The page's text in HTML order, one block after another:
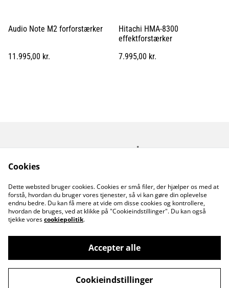
Audio Note M2 forforstærker
11.995,00 kr.
Hitachi HMA-8300
effektforstærker
7.995,00 kr.
Kontakt os
Åbningstider
Cookiepolitik
©2026MusicDude
Cookies
Dette websted bruger cookies. Cookies er små filer, der hjælper os med at
forstå, hvordan du bruger vores tjenester, så vi kan gøre din oplevelse
endnu bedre. Du kan få mere at vide om disse cookies og kontrollere,
hvordan de bruges, ved at klikke på "Cookieindstillinger". Du kan også
tjekke vorescookiepolitik.
Accepter alle
Cookieindstillinger